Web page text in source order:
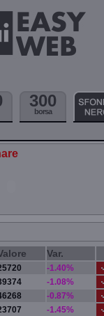
300
borsa
Var.
-1.40%
-1.08%
-0.87%
-1.45%